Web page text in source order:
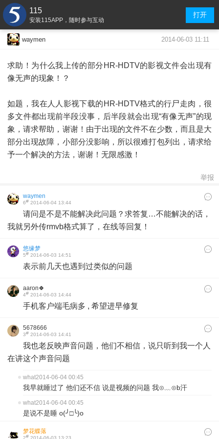
115
安装115APP，随时参与互动
打开
waymen 2014-06-03 11:11
求助！为什么我上传的部分HR-HDTV的影视文件会出现有
像无声的现象！？
如题，我在人人影视下载的HR-HDTV格式的行尸走肉，很
多文件都出现前半段没事，后半段就会出现“有像无声”的现
象，请求帮助，谢谢！由于出现的文件不在少数，而且是大
部分出现故障，小部分没影响，所以很难打包列出，请求给
予一个解决的方法，谢谢！无限感激！
举报
waymen
6# 2014-06-04 13:44
请问是不是不能解决此问题？求答复…不能解决的话，
我就另外传rmvb格式算了，在线等回复！
悠缘梦
5# 2014-06-03 14:51
表示前几天也遇到过类似的问题
aaron🍀
4# 2014-06-03 14:44
​手机客户端毛病多 , 希望进早修复
5678666
3# 2014-06-03 14:41
我也老反映声音问题，他们不相信，说只听到我一个人
在讲这个声音问题
what2014-06-04 00:45
我早就睡过了 他们还不信 说是视频的问题 我⊙﹏⊙b汗
what2014-06-04 00:45
是说不是睡 o(╯□╰)o
梦花蝶落
2# 2014-06-03 13:23